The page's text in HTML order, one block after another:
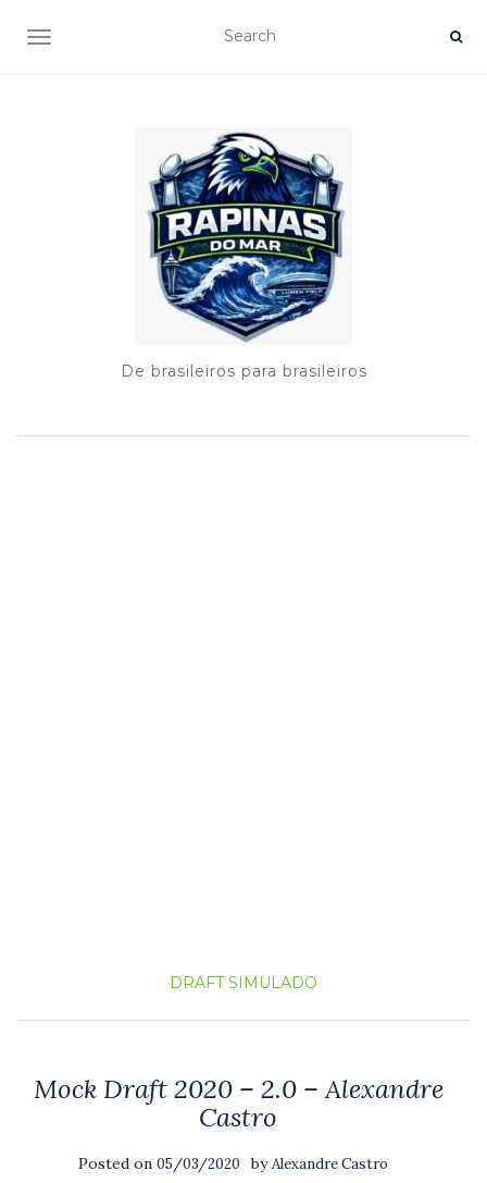
TOGGLE NAVIGATION
De brasileiros para brasileiros
DRAFT SIMULADO
Mock Draft 2020 – 2.0 – Alexandre
Castro
Posted on 05/03/2020 byAlexandre Castro